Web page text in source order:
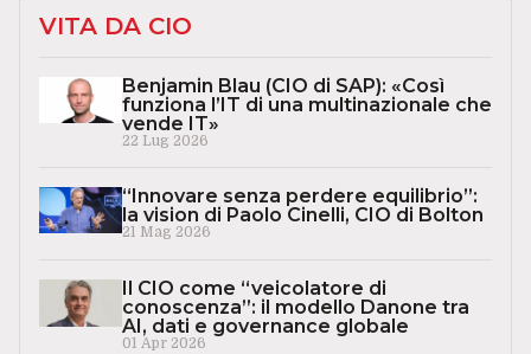
VITA DA CIO
Benjamin Blau (CIO di SAP): «Così
funziona l’IT di una multinazionale che
vende IT»
22 Lug 2026
“Innovare senza perdere equilibrio”:
la vision di Paolo Cinelli, CIO di Bolton
21 Mag 2026
Il CIO come “veicolatore di
conoscenza”: il modello Danone tra
AI, dati e governance globale
01 Apr 2026